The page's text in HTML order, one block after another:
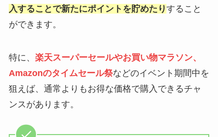
入することで新たにポイントを貯めたりすること
ができます。
特に、 楽天スーパーセールやお買い物マラソン、
Amazonのタイムセール祭などのイベント期間中を
狙えば、通常よりもお得な価格で購入できるチャ
ンスがあります。